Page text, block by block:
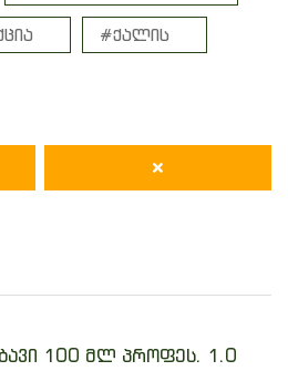
#ქალის
100 მლ პროფეს. 1.0